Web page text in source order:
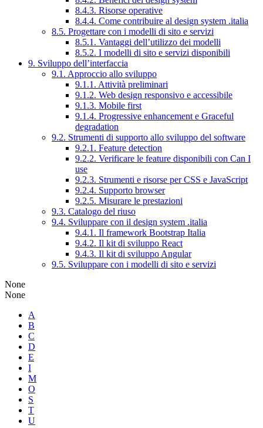
8.4.3. Risorse operative
8.4.4. Come contribuire al design system .italia
8.5. Progettare con i modelli di sito e servizi
8.5.1. Vantaggi dell’utilizzo dei modelli
8.5.2. I modelli di sito e servizi disponibili
9. Sviluppo dell’interfaccia
9.1. Approccio allo sviluppo
9.1.1. Attività preliminari
9.1.2. Web design responsivo e accessibile
9.1.3. Mobile first
9.1.4. Progressive enhancement e Graceful
degradation
9.2. Strumenti di supporto allo sviluppo del software
9.2.1. Feature detection
9.2.2. Verificare le feature disponibili con Can I
use
9.2.3. Strumenti e risorse per CSS e JavaScript
9.2.4. Supporto browser
9.2.5. Misurare le prestazioni
9.3. Catalogo del riuso
9.4. Sviluppare con il design system .italia
9.4.1. Il framework Bootstrap Italia
9.4.2. Il kit di sviluppo React
9.4.3. Il kit di sviluppo Angular
9.5. Sviluppare con i modelli di sito e servizi
None
None
A
B
C
D
E
I
M
O
S
T
U